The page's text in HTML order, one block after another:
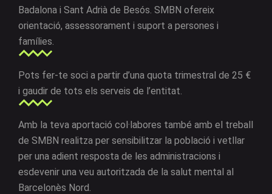
Badalona i Sant Adrià de Besós. SMBN ofereix
orientació, assessorament i suport a persones i
famílies.
Pots fer-te soci a partir d’una quota trimestral de 25 €
i gaudir de tots els serveis de l’entitat.
Amb la teva aportació col·labores també amb el treball
de SMBN realitza per sensibilitzar la població i vetllar
per una adient resposta de les administracions i
esdevenir una veu autoritzada de la salut mental al
Barcelonès Nord.